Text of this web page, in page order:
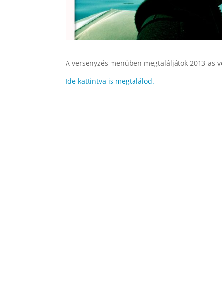
A versenyzés menüben megtaláljátok 2013-as
Ide kattintva is megtalálod.